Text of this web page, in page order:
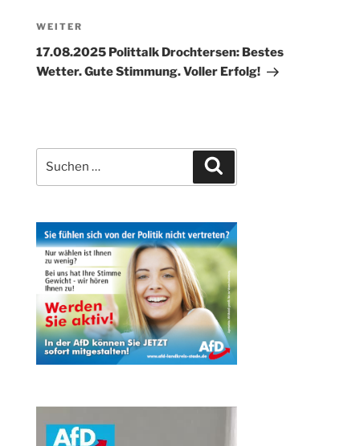
Nächster
Beitrag
WEITER
17.08.2025 Polittalk Drochtersen: Bestes
Wetter. Gute Stimmung. Voller Erfolg!
nach: